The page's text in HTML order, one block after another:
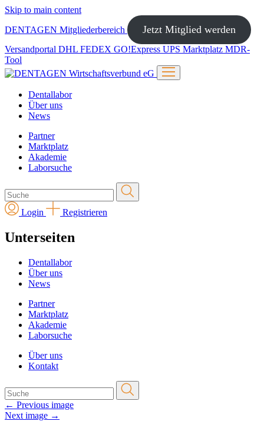
Skip to main content
DENTAGEN Mitgliederbereich Jetzt Mitglied werden
Versandportal DHL FEDEX GO!Express UPS Marktplatz MDR-
Tool
Dentallabor
Über uns
News
Partner
Marktplatz
Akademie
Laborsuche
Login Registrieren
Unterseiten
Dentallabor
Über uns
News
Partner
Marktplatz
Akademie
Laborsuche
Über uns
Kontakt
← Previous image
Next image →